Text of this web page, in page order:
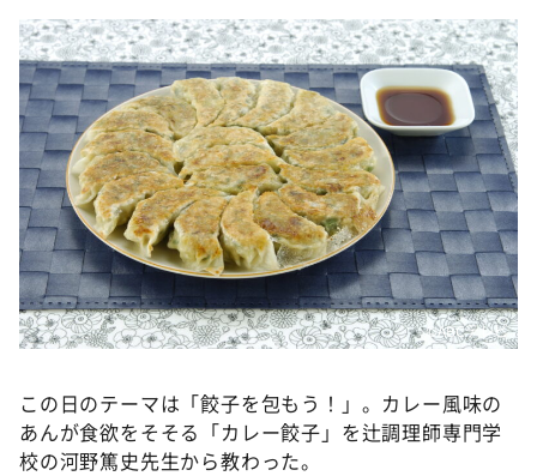
河合＆A.B.C-Z塚田×福井アナ「なんでやねん！？」
（news おかえり）
DAIGOも台所 ～きょうの献立 何にする？～
本日はダイアンなり！シーズン２
朝だ！生です旅サラダ
教えて！ニュースライブ 正義のミカタ
ＬＩＦＥ～夢のカタチ～
新婚さんいらっしゃい！
ポツンと一軒家
ぺこぱのまるスポ
アナ回覧板
©️ABCテレビ
この日のテーマは「餃子を包もう！」。カレー風味の
あんが食欲をそそる「カレー餃子」を辻調理師専門学
校の河野篤史先生から教わった。